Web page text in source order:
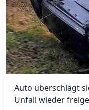
Auto überschlägt
Unfall wieder